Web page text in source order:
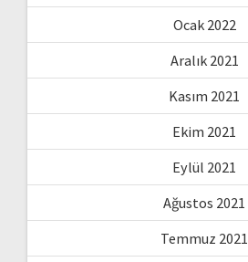
Ocak 2022
Aralık 2021
Kasım 2021
Ekim 2021
Eylül 2021
Ağustos 2021
Temmuz 2021